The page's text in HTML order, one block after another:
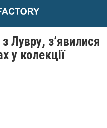
Лувру, з’явилися
у колекції